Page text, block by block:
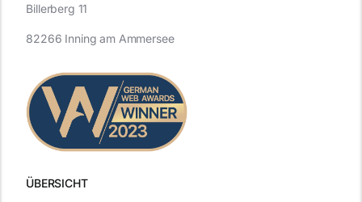
ÜBERSICHT
Billerberg 11
82266 Inning am Ammersee